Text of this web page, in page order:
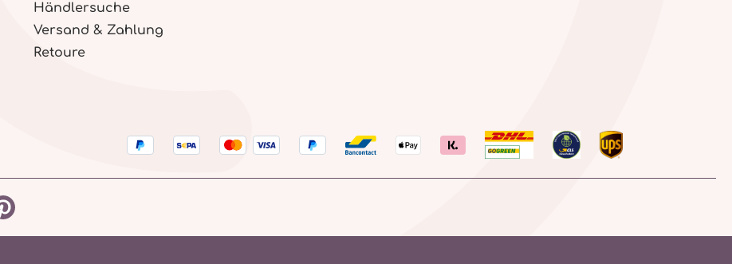
Händlersuche
Versand & Zahlung
Retoure